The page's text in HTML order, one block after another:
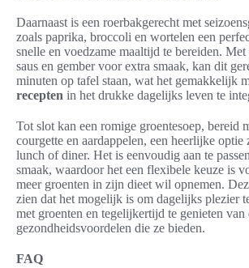
Daarnaast is een roerbakgerecht met
zoals paprika, broccoli en wortelen een
snelle en voedzame maaltijd te bereiden. Met
saus en gember voor extra smaak, kan dit
minuten op tafel staan, wat het gemakkelijk
recepten in het drukke dagelijks leven te
Tot slot kan een romige groentesoep, bereid
courgette en aardappelen, een heerlijke
lunch of diner. Het is eenvoudig aan te
smaak, waardoor het een flexibele keuze is
meer groenten in zijn dieet wil opnemen.
zien dat het mogelijk is om dagelijks plezier
met groenten en tegelijkertijd te genieten van
gezondheidsvoordelen die ze bieden.
FAQ